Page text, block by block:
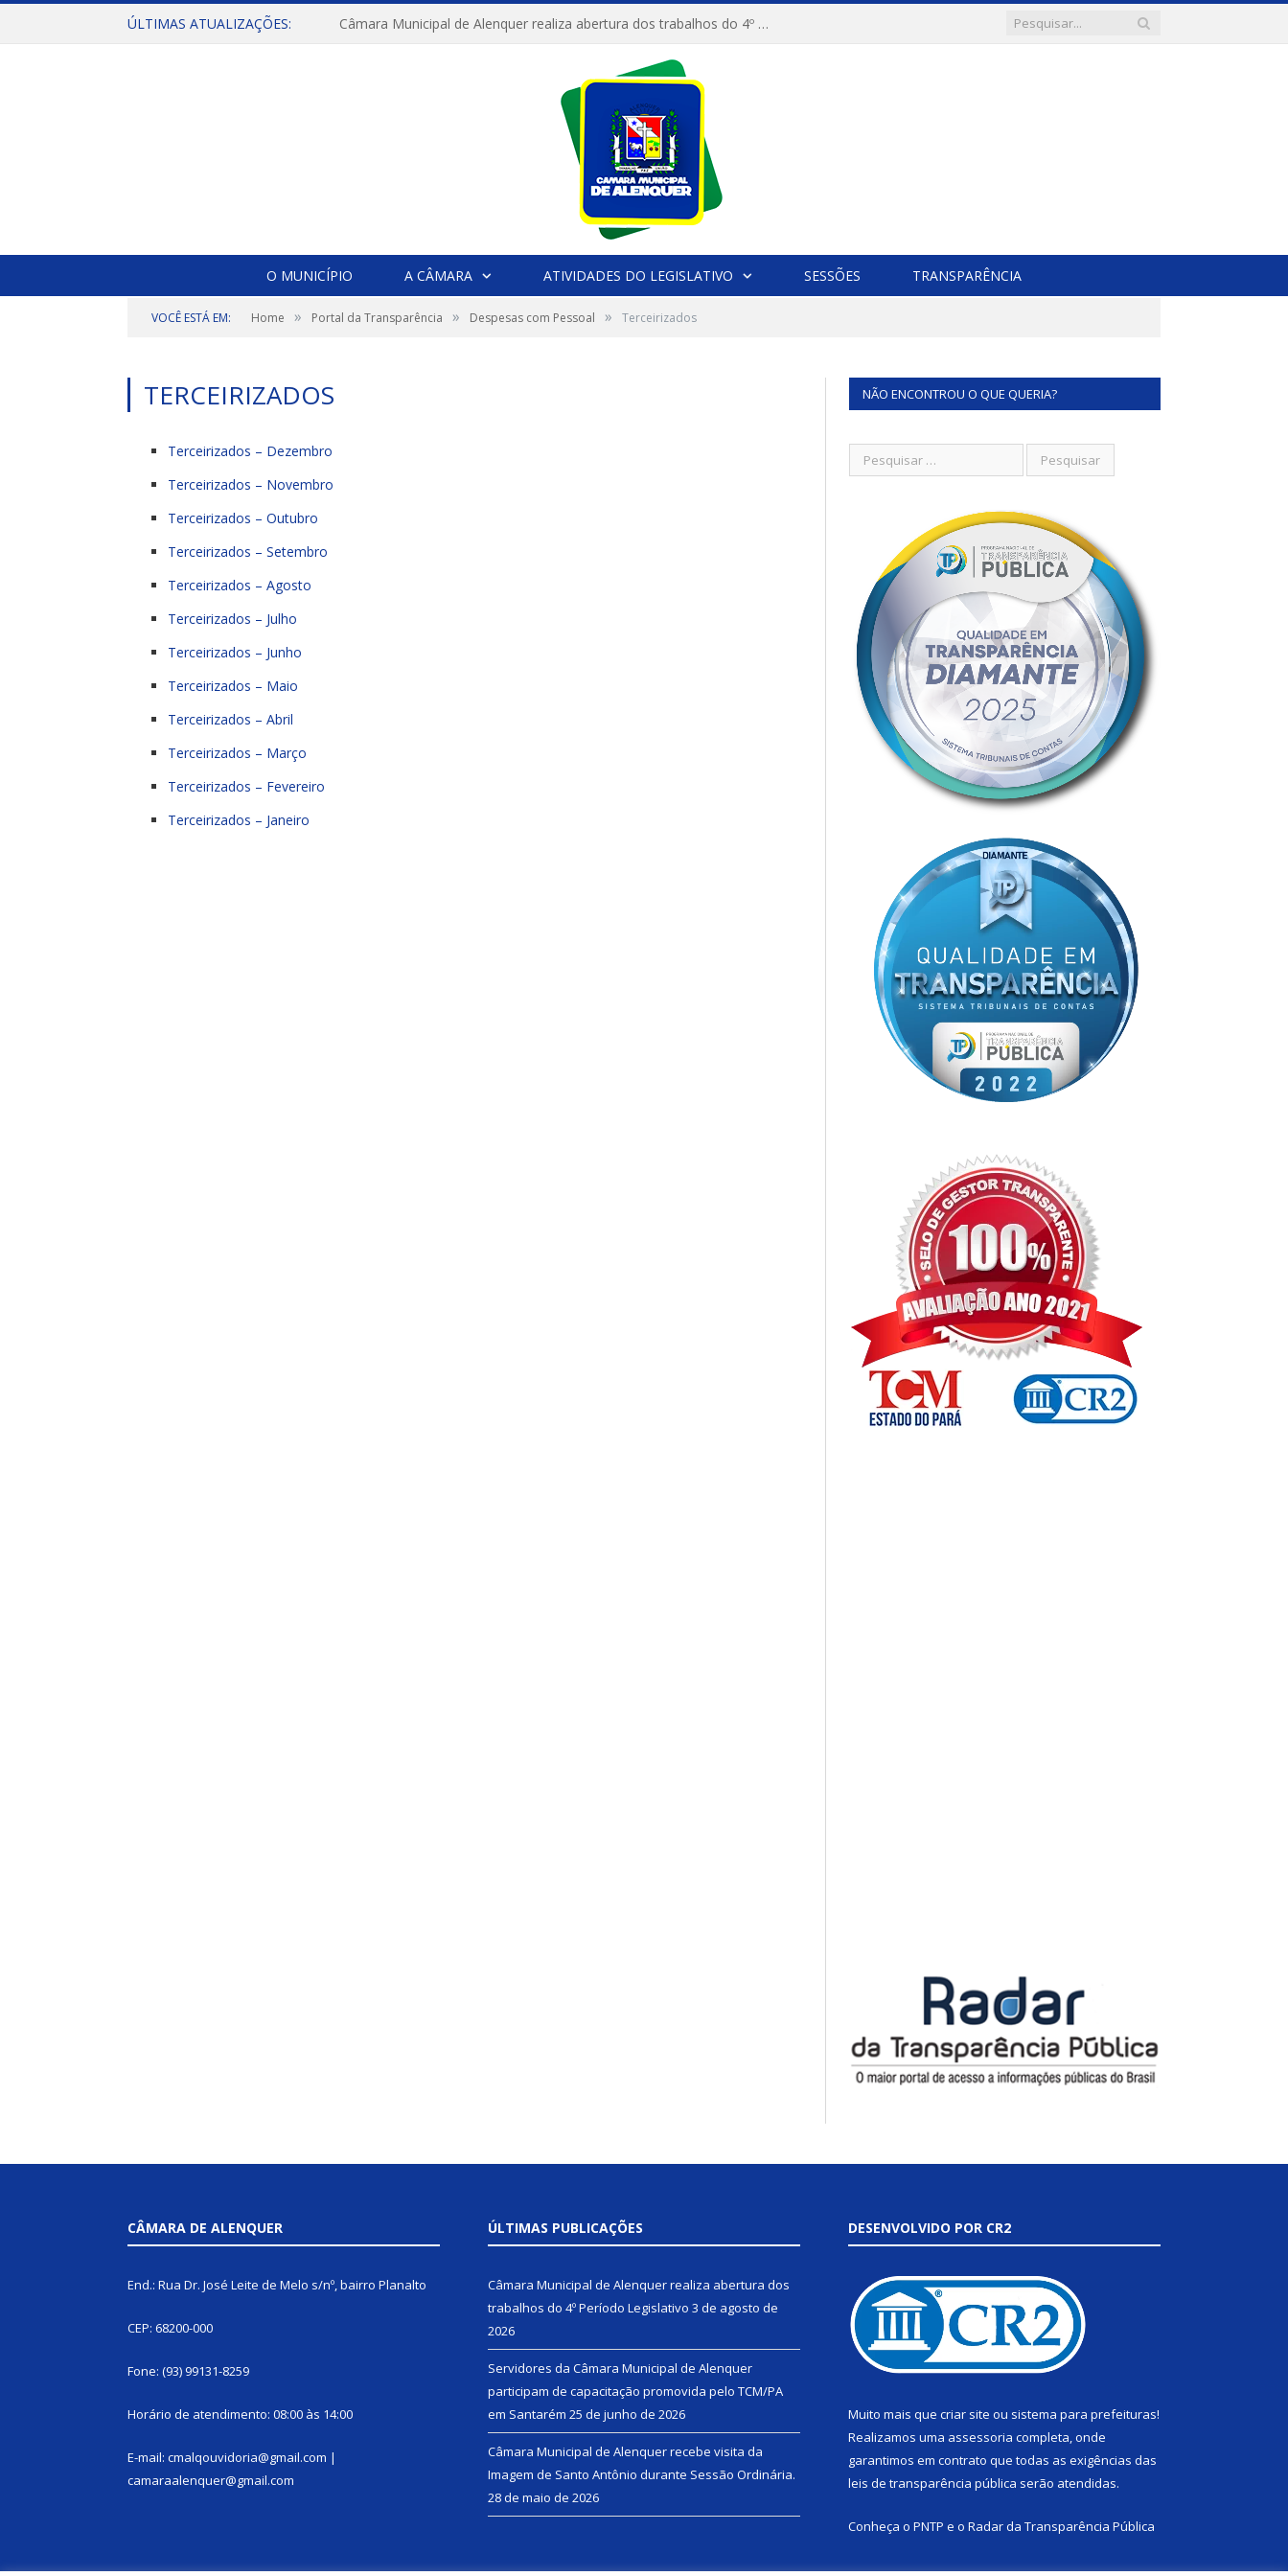
ÚLTIMAS ATUALIZAÇÕES: Câmara Municipal de Alenquer realiza abertura dos trabalhos do 4º Período Legislativo
O MUNICÍPIO A CÂMARA ATIVIDADES DO LEGISLATIVO SESSÕES TRANSPARÊNCIA
VOCÊ ESTÁ EM: Home » Portal da Transparência » Despesas com Pessoal » Terceirizados
TERCEIRIZADOS
Terceirizados – Dezembro
Terceirizados – Novembro
Terceirizados – Outubro
Terceirizados – Setembro
Terceirizados – Agosto
Terceirizados – Julho
Terceirizados – Junho
Terceirizados – Maio
Terceirizados – Abril
Terceirizados – Março
Terceirizados – Fevereiro
Terceirizados – Janeiro
NÃO ENCONTROU O QUE QUERIA?
CÂMARA DE ALENQUER
End.: Rua Dr. José Leite de Melo s/nº, bairro Planalto
CEP: 68200-000
Fone: (93) 99131-8259
Horário de atendimento: 08:00 às 14:00
E-mail: cmalqouvidoria@gmail.com |
camaraalenquer@gmail.com
ÚLTIMAS PUBLICAÇÕES
Câmara Municipal de Alenquer realiza abertura dos
trabalhos do 4º Período Legislativo 3 de agosto de
2026
Servidores da Câmara Municipal de Alenquer
participam de capacitação promovida pelo TCM/PA
em Santarém 25 de junho de 2026
Câmara Municipal de Alenquer recebe visita da
Imagem de Santo Antônio durante Sessão Ordinária.
28 de maio de 2026
DESENVOLVIDO POR CR2
Muito mais que criar site ou sistema para prefeituras!
Realizamos uma assessoria completa, onde
garantimos em contrato que todas as exigências das
leis de transparência pública serão atendidas.
Conheça o PNTP e o Radar da Transparência Pública